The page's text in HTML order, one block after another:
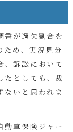
書が過失割合を
ため、実況見分
、訴訟において
たとしても、裁
ないと思われま
動車保険ジャー